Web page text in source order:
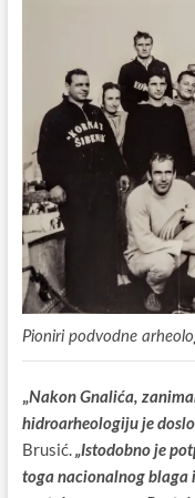
Pioniri podvodne
„Nakon Gnalića,
hidroarheologiju je
Brusić. „Istodobno je
toga nacionalnog blaga